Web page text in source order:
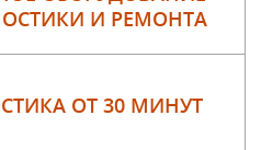
И РЕМОНТА
ОТ 30 МИНУТ